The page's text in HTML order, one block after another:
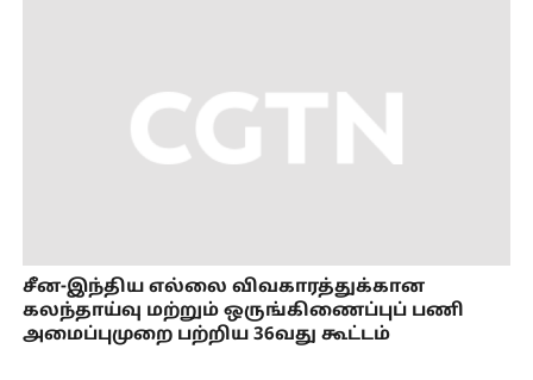
சீன-இந்திய எல்லை விவகாரத்துக்கான
கலந்தாய்வு மற்றும் ஒருங்கிணைப்புப் பணி
அமைப்புமுறை பற்றிய 36வது கூட்டம்